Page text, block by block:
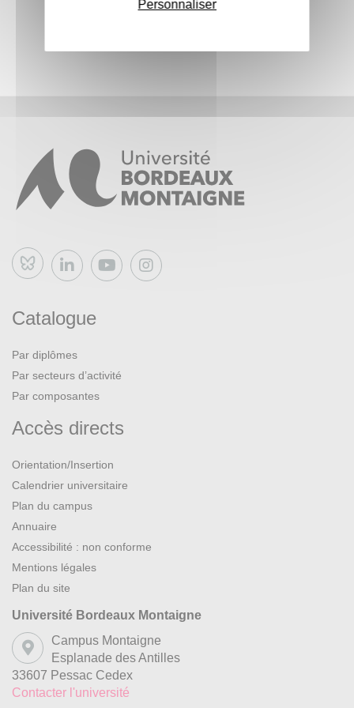
numéro, appel à communication, publication etc..) et à un
Il sera nécessaire d’avoir assisté à la séance 1 pour
participer à la séance 2.
Bluesky
Catalogue
Par diplômes
Par secteurs d’activité
Par composantes
Accès directs
Orientation/Insertion
Calendrier universitaire
Plan du campus
Annuaire
Accessibilité : non conforme
Mentions légales
Plan du site
Université Bordeaux Montaigne
Campus Montaigne
Esplanade des Antilles
33607 Pessac Cedex
Contacter l'université
Personnaliser